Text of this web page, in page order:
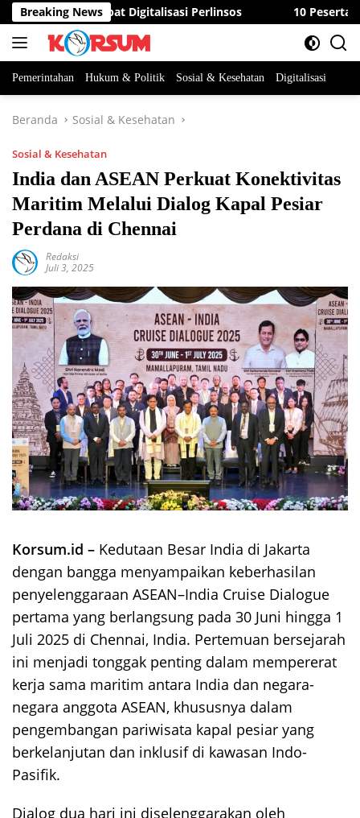
Langsung
ke
konten
Breaking News
ASN Percepat Digitalisasi Perlinsos 10 Peserta
Pemerintahan Hukum & Politik Sosial & Kesehatan Digitalisasi
Beranda Sosial & Kesehatan
Sosial & Kesehatan
India dan ASEAN Perkuat Konektivitas
Maritim Melalui Dialog Kapal Pesiar
Perdana di Chennai
Redaksi
Juli 3, 2025
Korsum.id – Kedutaan Besar India di Jakarta
dengan bangga menyampaikan keberhasilan
penyelenggaraan ASEAN–India Cruise Dialogue
pertama yang berlangsung pada 30 Juni hingga 1
Juli 2025 di Chennai, India. Pertemuan bersejarah
ini menjadi tonggak penting dalam mempererat
kerja sama maritim antara India dan negara-
negara anggota ASEAN, khususnya dalam
pengembangan pariwisata kapal pesiar yang
berkelanjutan dan inklusif di kawasan Indo-
Pasifik.
Dialog dua hari ini diselenggarakan oleh